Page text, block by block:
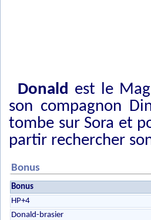
Donald est le
son compagnon
tombe sur Sora et
partir rechercher
Bonus
Bonus
HP+4
Donald-brasier